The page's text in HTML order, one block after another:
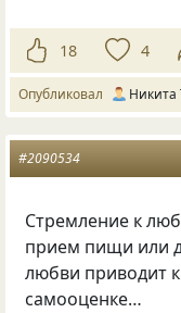
18 4
Опубликовал Никита
#2090534
Стремление к
прием пищи или
любви приводит
самооценке…